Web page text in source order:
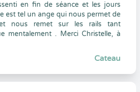
en fin de séance et les jours
est tel un ange qui nous permet de
nous remet sur les rails tant
mentalement . Merci Christelle, à
Cateau